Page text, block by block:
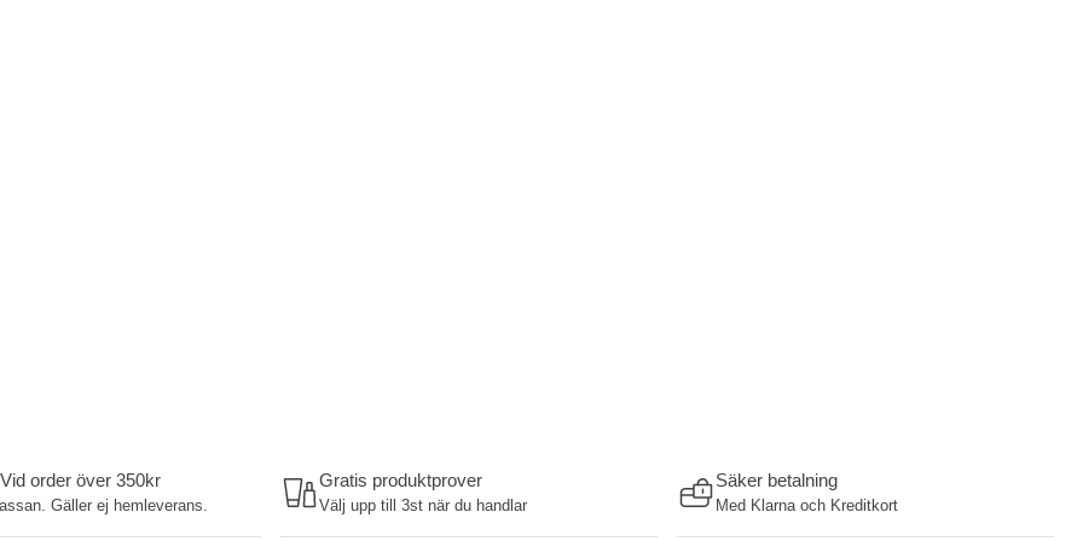
order över 350kr
Gäller ej hemleverans.
Gratis produktprover
Välj upp till 3st när du handlar
Säker betalning
Med Klarna och Kreditkort